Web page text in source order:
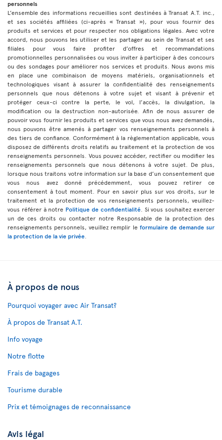
personnels
L’ensemble des informations recueillies sont destinées à Transat A.T. inc.,
et ses sociétés affiliées (ci-après « Transat »), pour vous fournir des
produits et services et pour respecter nos obligations légales. Avec votre
accord, nous pouvons les utiliser et les partager au sein de Transat et ses
filiales pour vous faire profiter d’offres et recommandations
promotionnelles personnalisées ou vous inviter à participer à des concours
ou des sondages pour améliorer nos services et produits. Nous avons mis
en place une combinaison de moyens matériels, organisationnels et
technologiques visant à assurer la confidentialité des renseignements
personnels que nous détenons à votre sujet et visant à prévenir et
protéger ceux-ci contre la perte, le vol, l’accès, la divulgation, la
modification ou la destruction non-autorisée. Afin de nous assurer de
pouvoir vous fournir les produits et services que vous nous avez demandés,
nous pouvons être amenés à partager vos renseignements personnels à
des tiers de confiance. Conformément à la règlementation applicable, vous
disposez de différents droits relatifs au traitement et la protection de vos
renseignements personnels. Vous pouvez accéder, rectifier ou modifier les
renseignements personnels que nous détenons à votre sujet. De plus,
lorsque nous traitons votre information sur la base d’un consentement que
vous nous avez donné précédemment, vous pouvez retirer ce
consentement à tout moment. Pour en savoir plus sur vos droits, sur le
traitement et la protection de vos renseignements personnels, veuillez-
vous référer à notre Politique de confidentialité. Si vous souhaitez exercer
un de ces droits ou contacter notre Responsable de la protection des
renseignements personnels, veuillez remplir le formulaire de demande sur
la protection de la vie privée
À propos de nous
Pourquoi voyager avec Air Transat?
À propos de Transat A.T.
Info voyage
Notre flotte
Frais de bagages
Tourisme durable
Prix et témoignages de reconnaissance
Avis légal